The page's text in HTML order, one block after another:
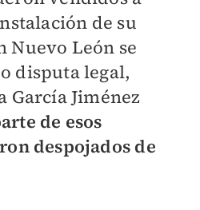
de su
Nuevo León se
disputa legal,
García Jiménez
de esos
despojados de